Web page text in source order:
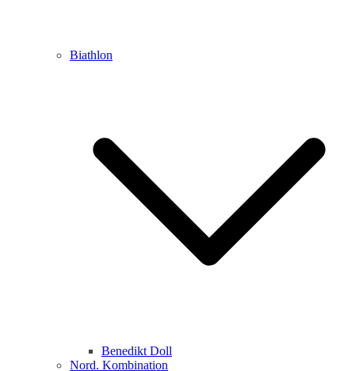
Biathlon
Benedikt Doll
Nord. Kombination